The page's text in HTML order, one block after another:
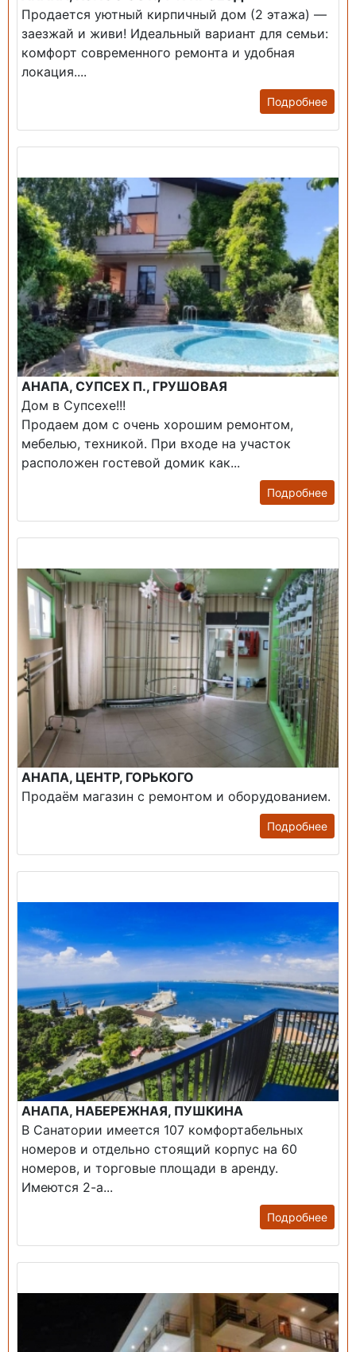
Продается уютный кирпичный дом (2 этажа) —
заезжай и живи! ​Идеальный вариант для семьи:
комфорт современного ремонта и удобная
локация....
Подробнее
АНАПА, СУПСЕХ П., ГРУШОВАЯ
Дом в Супсехе!!!
Продаем дом с очень хорошим ремонтом,
мебелью, техникой. При входе на участок
расположен гостевой домик как...
Подробнее
АНАПА, ЦЕНТР, ГОРЬКОГО
Продаём магазин с ремонтом и оборудованием.
Подробнее
АНАПА, НАБЕРЕЖНАЯ, ПУШКИНА
В Санатории имеется 107 комфортабельных
номеров и отдельно стоящий корпус на 60
номеров, и торговые площади в аренду.
Имеются 2-а...
Подробнее